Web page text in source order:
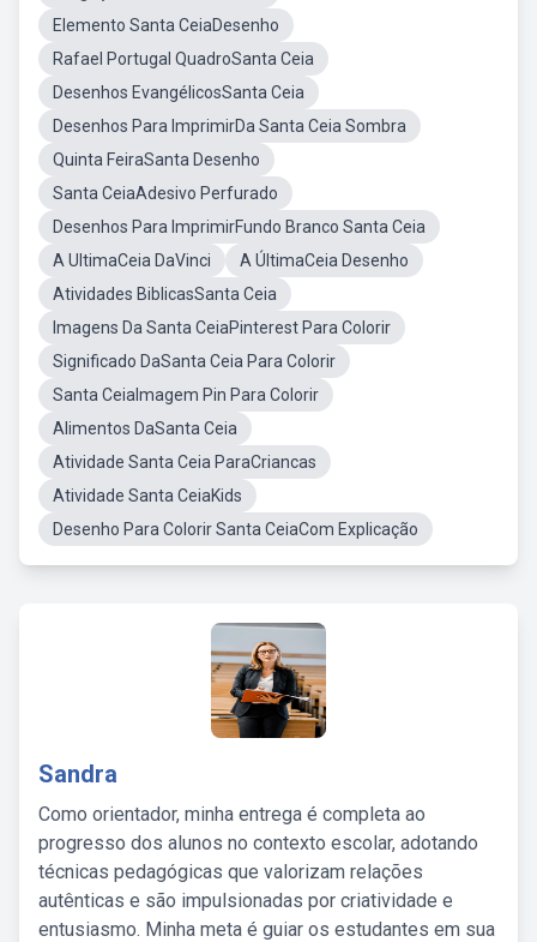
Elemento Santa CeiaDesenho
Rafael Portugal QuadroSanta Ceia
Desenhos EvangélicosSanta Ceia
Desenhos Para ImprimirDa Santa Ceia Sombra
Quinta FeiraSanta Desenho
Santa CeiaAdesivo Perfurado
Desenhos Para ImprimirFundo Branco Santa Ceia
A UltimaCeia DaVinci
A ÚltimaCeia Desenho
Atividades BiblicasSanta Ceia
Imagens Da Santa CeiaPinterest Para Colorir
Significado DaSanta Ceia Para Colorir
Santa CeiaImagem Pin Para Colorir
Alimentos DaSanta Ceia
Atividade Santa Ceia ParaCriancas
Atividade Santa CeiaKids
Desenho Para Colorir Santa CeiaCom Explicação
Sandra
Como orientador, minha entrega é completa ao
progresso dos alunos no contexto escolar, adotando
técnicas pedagógicas que valorizam relações
autênticas e são impulsionadas por criatividade e
entusiasmo. Minha meta é guiar os estudantes em sua